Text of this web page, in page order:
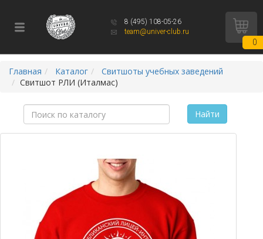
8 (495) 108-05-26
team@univer-club.ru
0
Главная Каталог
Свитшоты учебных заведений
Свитшот РЛИ (Италмас)
Найти